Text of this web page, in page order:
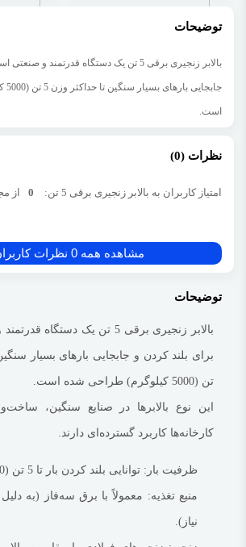
توضیحات
بالابر زنجیری برقی 5 تن یک دستگاه قدرتمند و صنعتی
است.
گسترده‌ای دارند.
کنترل : مجهز به سیستم کنترل از راه دور یا پنل کنترل
امنیت: دارای سیستم ترمز ایمنی، قفل مکانیکی و محافظ
قابلیت نصب: قابل نصب بر روی جرثقیل سقفی، ستون‌های
متحرک.
بیشتر بدانید: قرقره قلاب
کاربردهای بالابر زنجیری برقی 5 تن:
صنایع سنگین : جابجایی ماشین‌آلات، قطعات بزرگ و
: جابجایی پالت‌ها و بارهای سنگین در انبارهای
کارگاه‌ها و تعمیرگاه‌ها: نصب و تعمیر تجهیزات سنگین.
صنایع خودروسازی
نظرات (0)
امتیاز کاربران به بالابر زنجیری برقی 5 تن: 0 از
مشاهده همه 0 نظرات کاربران
توضیحات
بالابر زنجیری برقی 5 تن یک دستگاه
تن (5000 کیلوگرم) طراحی شده است.
این نوع بالابرها در صنایع سنگین،
کارخانه‌ها کاربرد گسترده‌ای دارند.
ظرفیت بار : توانایی بلند کردن بار تا 5 تن (5000 کیلوگرم).
منبع تغذیه: معمولاً با برق سه‌فاز (به
نیاز).